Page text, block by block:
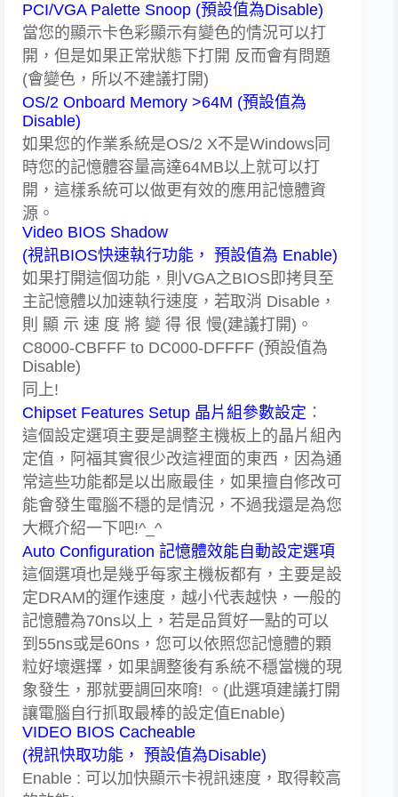
PCI/VGA Palette Snoop (預設值為Disable)
當您的顯示卡色彩顯示有變色的情況可以打
開，但是如果正常狀態下打開 反而會有問題
(會變色，所以不建議打開)
OS/2 Onboard Memory >64M (預設值為
Disable)
如果您的作業系統是OS/2 X不是Windows同
時您的記憶體容量高達64MB以上就可以打
開，這樣系統可以做更有效的應用記憶體資
源。
Video BIOS Shadow
(視訊BIOS快速執行功能， 預設值為 Enable)
如果打開這個功能，則VGA之BIOS即拷貝至
主記憶體以加速執行速度，若取消 Disable，
則 顯 示 速 度 將 變 得 很 慢(建議打開)。
C8000-CBFFF to DC000-DFFFF (預設值為
Disable)
同上!
Chipset Features Setup 晶片組參數設定 ：
這個設定選項主要是調整主機板上的晶片組內
定值，阿福其實很少改這裡面的東西，因為通
常這些功能都是以出廠最佳，如果擅自修改可
能會發生電腦不穩的是情況，不過我還是為您
大概介紹一下吧!^_^
Auto Configuration 記憶體效能自動設定選項
這個選項也是幾乎每家主機板都有，主要是設
定DRAM的運作速度，越小代表越快，一般的
記憶體為70ns以上，若是品質好一點的可以
到55ns或是60ns，您可以依照您記憶體的顆
粒好壞選擇，如果調整後有系統不穩當機的現
象發生，那就要調回來唷! 。(此選項建議打開
讓電腦自行抓取最棒的設定值Enable)
VIDEO BIOS Cacheable
(視訊快取功能， 預設值為Disable)
Enable : 可以加快顯示卡視訊速度，取得較高